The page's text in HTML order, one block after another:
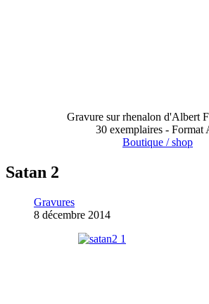
Gravure sur rhenalon d'Albert
30 exemplaires - Format
Boutique / shop
Satan 2
Gravures
8 décembre 2014